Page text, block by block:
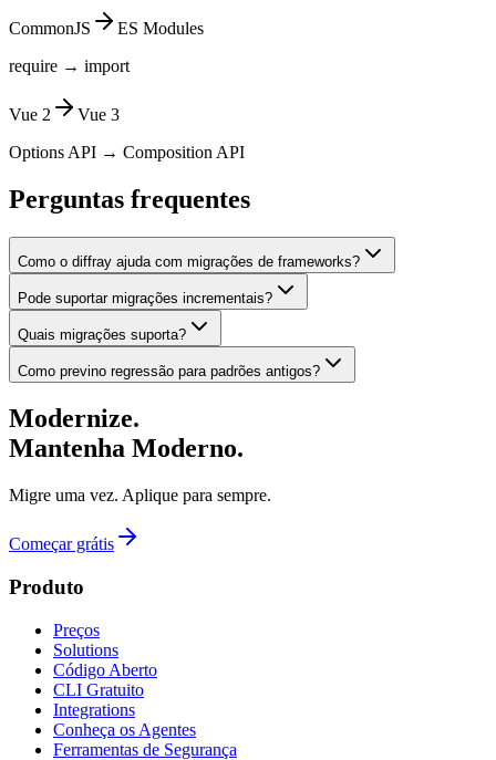
CommonJS
ES Modules
require → import
Vue 2
Vue 3
Options API → Composition API
Perguntas frequentes
Como o diffray ajuda com migrações de frameworks?
Pode suportar migrações incrementais?
Quais migrações suporta?
Como previno regressão para padrões antigos?
Modernize.
Mantenha Moderno.
Migre uma vez. Aplique para sempre.
Começar grátis
Produto
Preços
Solutions
Código Aberto
CLI Gratuito
Integrations
Conheça os Agentes
Ferramentas de Segurança